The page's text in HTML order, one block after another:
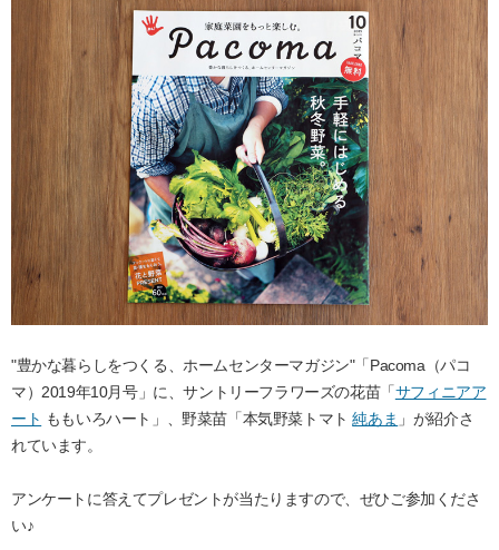
"豊かな暮らしをつくる、ホームセンターマガジン"「Pacoma（パコ
マ）2019年10月号」に、サントリーフラワーズの花苗「サフィニアア
ート ももいろハート」、野菜苗「本気野菜トマト純あま 」が紹介さ
れています。
アンケートに答えてプレゼントが当たりますので、ぜひご参加くださ
い♪